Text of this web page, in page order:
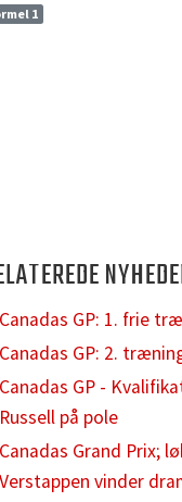
1
Canadas GP: 1. frie
Canadas GP: 2.
Canadas GP -
Russell på pole
Canadas Grand Prix;
Verstappen vinder